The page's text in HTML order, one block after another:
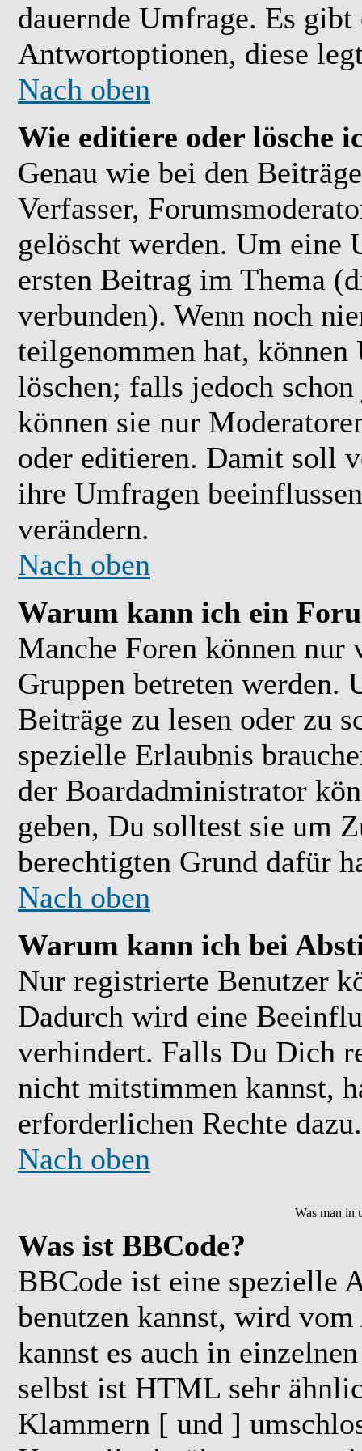
dauernde Umfrage. Es
Antwortoptionen, diese
Nach oben
Wie editiere oder lösche
Genau wie bei den
Verfasser,
gelöscht werden. Um eine
ersten Beitrag im Thema
verbunden). Wenn noch
teilgenommen hat,
löschen; falls jedoch
können sie nur
oder editieren. Damit soll
ihre Umfragen
verändern.
Nach oben
Warum kann ich ein
Manche Foren können nur
Gruppen betreten werden.
Beiträge zu lesen oder zu
spezielle Erlaubnis
der Boardadministrator
geben, Du solltest sie um
berechtigten Grund dafür
Nach oben
Warum kann ich bei
Nur registrierte Benutzer
Dadurch wird eine
verhindert. Falls Du Dich
nicht mitstimmen kannst,
erforderlichen Rechte dazu.
Nach oben
Was man in
Was ist BBCode?
BBCode ist eine spezielle
benutzen kannst, wird
kannst es auch in
selbst ist HTML sehr
Klammern [ und ]